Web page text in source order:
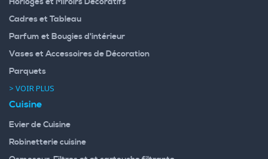
Cadres et Tableau
Parfum et Bougies d'intérieur
Vases et Accessoires de Décoration
Parquets
> VOIR PLUS
Cuisine
Evier de Cuisine
Robinetterie cuisine